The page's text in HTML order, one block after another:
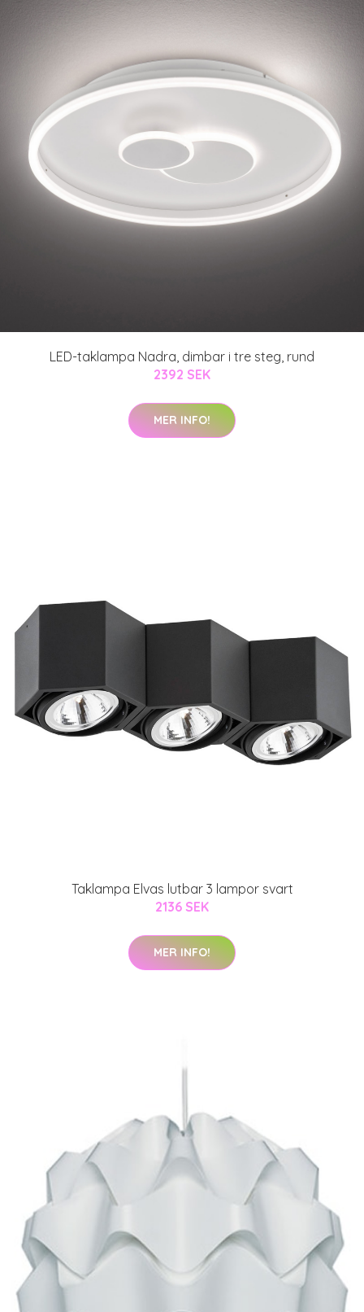
LED-taklampa Nadra, dimbar i tre steg, rund
2392 SEK
MER INFO!
Taklampa Elvas lutbar 3 lampor svart
2136 SEK
MER INFO!